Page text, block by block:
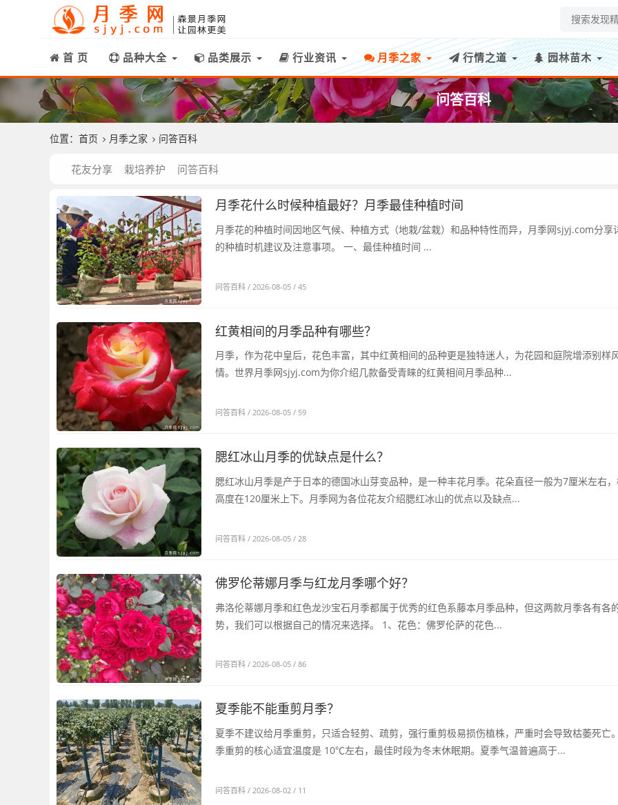
首 页 品种大全 品类展示 行业资讯 月季之家 行情之道 园林苗木
问答百科
位置： 首页 月季之家 问答百科
花友分享 栽培养护 问答百科
月季花什么时候种植最好？月季最佳种植时间
月季花的种植时间因地区气候、种植方式（地栽/盆栽）和品种特性而异，月季网sjyj.com分享
的种植时机建议及注意事项。 一、最佳种植时间 ...
问答百科 / 2026-08-05 / 45
红黄相间的月季品种有哪些？
月季，作为花中皇后，花色丰富，其中红黄相间的品种更是独特迷人，为花园和庭院增添别样
情。世界月季网sjyj.com为你介绍几款备受青睐的红黄相间月季品种...
问答百科 / 2026-08-05 / 59
腮红冰山月季的优缺点是什么？
腮红冰山月季是产于日本的德国冰山芽变品种，是一种丰花月季。花朵直径一般为7厘米左右
高度在120厘米上下。月季网为各位花友介绍腮红冰山的优点以及缺点...
问答百科 / 2026-08-05 / 28
佛罗伦蒂娜月季与红龙月季哪个好？
弗洛伦蒂娜月季和红色龙沙宝石月季都属于优秀的红色系藤本月季品种，但这两款月季各有各
势，我们可以根据自己的情况来选择。 1、花色：佛罗伦萨的花色...
问答百科 / 2026-08-05 / 86
夏季能不能重剪月季？
夏季不建议给月季重剪，只适合轻剪、疏剪，强行重剪极易损伤植株，严重时会导致枯萎死亡
季重剪的核心适宜温度是 10℃左右，最佳时段为冬末休眠期。夏季气温普遍高于...
问答百科 / 2026-08-02 / 11